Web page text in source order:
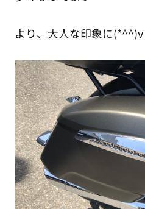
より、大人な印象に(*^^)v